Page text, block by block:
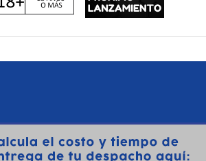
Para los clientes de
nueva Game-Key Card
A diferencia de muchos
alinea perfectamente
Por qué sería